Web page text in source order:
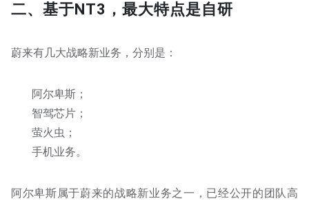
二、基于NT3，最大特点是自研
蔚来有几大战略新业务，分别是：
阿尔卑斯；
智驾芯片；
萤火虫；
手机业务。
阿尔卑斯属于蔚来的战略新业务之一，已经公开的团队高